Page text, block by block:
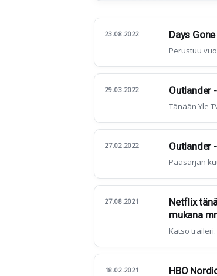
23.08.2022 Days
Perustuu
29.03.2022 Outlander
Tänään Yle
27.02.2022 Outlander
Pääsarjan
27.08.2021
Netflix
mukana
Katso traileri.
18.02.2021
HBO